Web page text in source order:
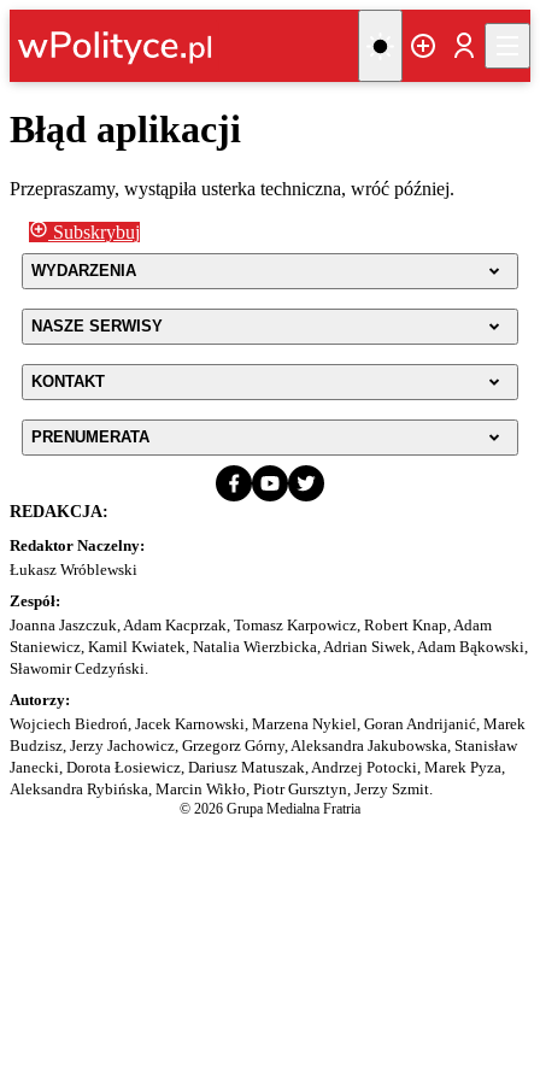
Błąd aplikacji
Przepraszamy, wystąpiła usterka techniczna, wróć później.
Subskrybuj
WYDARZENIA
NASZE SERWISY
KONTAKT
PRENUMERATA
REDAKCJA:
Redaktor Naczelny:
Łukasz Wróblewski
Zespół:
Joanna Jaszczuk, Adam Kacprzak, Tomasz Karpowicz, Robert Knap, Adam
Staniewicz, Kamil Kwiatek, Natalia Wierzbicka, Adrian Siwek, Adam Bąkowski,
Sławomir Cedzyński.
Autorzy:
Wojciech Biedroń, Jacek Karnowski, Marzena Nykiel, Goran Andrijanić, Marek
Budzisz, Jerzy Jachowicz, Grzegorz Górny, Aleksandra Jakubowska, Stanisław
Janecki, Dorota Łosiewicz, Dariusz Matuszak, Andrzej Potocki, Marek Pyza,
Aleksandra Rybińska, Marcin Wikło, Piotr Gursztyn, Jerzy Szmit.
© 2026 Grupa Medialna Fratria